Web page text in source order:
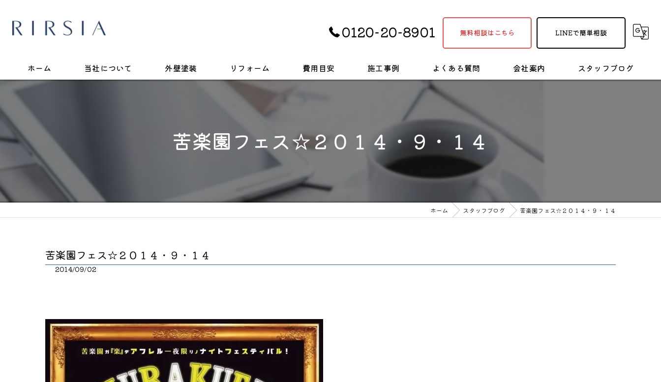
0120-20-8901 無料相談はこちら LINEで簡単相談
ホーム 当社について 外壁塗装 リフォーム
キッチン
トイレ
費用目安 施工事例 よくある質問 会社案内 スタッフブログ
苦楽園フェス☆２０１４・９・１４
ホーム スタッフブログ 苦楽園フェス☆２０１４・９・１４
苦楽園フェス☆２０１４・９・１４
2014/09/02